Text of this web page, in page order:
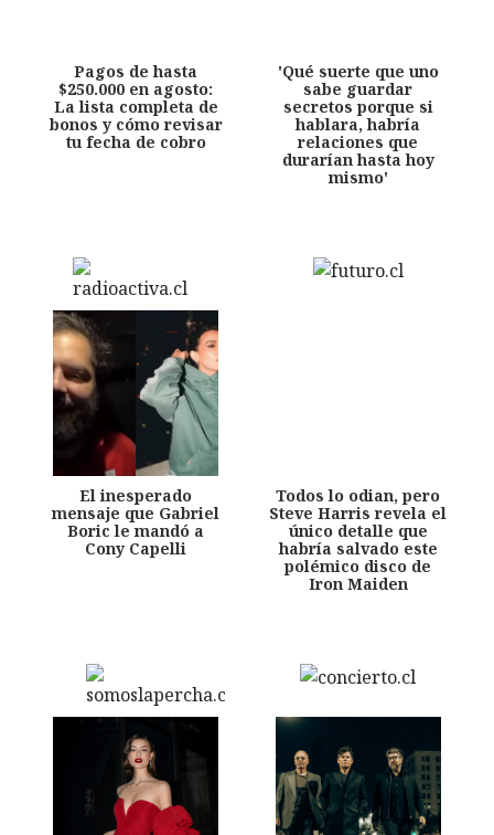
Pagos de hasta
$250.000 en agosto:
La lista completa de
bonos y cómo revisar
tu fecha de cobro
'Qué suerte que uno
sabe guardar
secretos porque si
hablara, habría
relaciones que
durarían hasta hoy
mismo'
El inesperado
mensaje que Gabriel
Boric le mandó a
Cony Capelli
Todos lo odian, pero
Steve Harris revela el
único detalle que
habría salvado este
polémico disco de
Iron Maiden